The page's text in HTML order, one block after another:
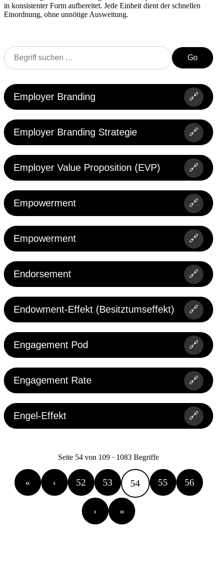
in konsistenter Form aufbereitet. Jede Einheit dient der schnellen
Einordnung, ohne unnötige Ausweitung.
Go
Employer Branding 🔗
Employer Branding Strategie 🔗
Employer Value Proposition (EVP) 🔗
Empowerment 🔗
Empowerment 🔗
Endorsement 🔗
Endowment-Effekt (Besitztumseffekt) 🔗
Engagement Pod 🔗
Engagement Rate 🔗
Engel-Effekt 🔗
Seite 54 von 109 · 1083 Begriffe
« ‹ 52 53 54 55 56
› »